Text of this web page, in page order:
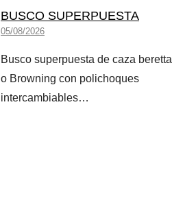
BUSCO SUPERPUESTA
05/08/2026
Busco superpuesta de caza beretta
o Browning con polichoques
intercambiables…